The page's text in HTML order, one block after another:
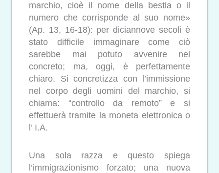
marchio, cioè il nome della bestia o il
numero che corrisponde al suo nome»
(Ap. 13, 16-18): per diciannove secoli è
stato difficile immaginare come ciò
sarebbe mai potuto avvenire nel
concreto; ma, oggi, è perfettamente
chiaro. Si concretizza con l’immissione
nel corpo degli uomini del marchio, si
chiama: “controllo da remoto” e si
effettuerà tramite la moneta elettronica o
l’ I.A.
Una sola razza e questo spiega
l’immigrazionismo forzato; una nuova